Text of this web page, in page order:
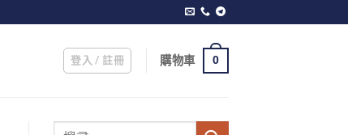
登入 / 註冊 購物車 0